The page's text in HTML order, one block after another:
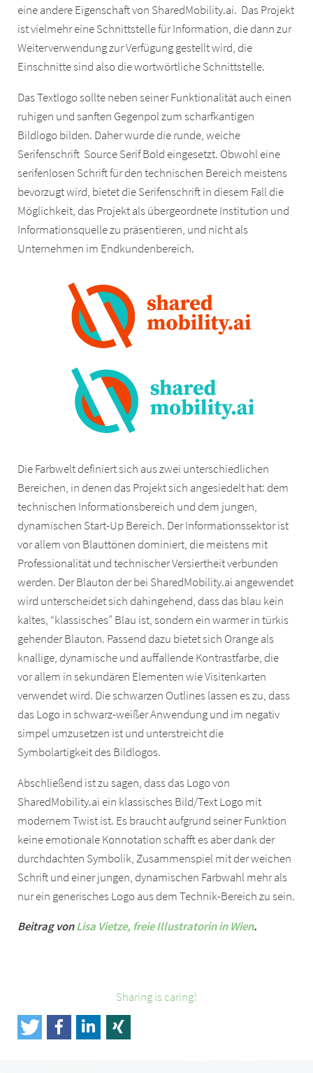
eine andere Eigenschaft von SharedMobility.ai. Das Projekt
ist vielmehr eine Schnittstelle für Information, die dann zur
Weiterverwendung zur Verfügung gestellt wird, die
Einschnitte sind also die wortwörtliche Schnittstelle.
Das Textlogo sollte neben seiner Funktionalität auch einen
ruhigen und sanften Gegenpol zum scharfkantigen
Bildlogo bilden. Daher wurde die runde, weiche
Serifenschrift Source Serif Bold eingesetzt. Obwohl eine
serifenlosen Schrift für den technischen Bereich meistens
bevorzugt wird, bietet die Serifenschrift in diesem Fall die
Möglichkeit, das Projekt als übergeordnete Institution und
Informationsquelle zu präsentieren, und nicht als
Unternehmen im Endkundenbereich.
Die Farbwelt definiert sich aus zwei unterschiedlichen
Bereichen, in denen das Projekt sich angesiedelt hat: dem
technischen Informationsbereich und dem jungen,
dynamischen Start-Up Bereich. Der Informationssektor ist
vor allem von Blauttönen dominiert, die meistens mit
Professionalität und technischer Versiertheit verbunden
werden. Der Blauton der bei SharedMobility.ai angewendet
wird unterscheidet sich dahingehend, dass das blau kein
kaltes, “klassisches” Blau ist, sondern ein warmer in türkis
gehender Blauton. Passend dazu bietet sich Orange als
knallige, dynamische und auffallende Kontrastfarbe, die
vor allem in sekundären Elementen wie Visitenkarten
verwendet wird. Die schwarzen Outlines lassen es zu, dass
das Logo in schwarz-weißer Anwendung und im negativ
simpel umzusetzen ist und unterstreicht die
Symbolartigkeit des Bildlogos.
Abschließend ist zu sagen, dass das Logo von
SharedMobility.ai ein klassisches Bild/Text Logo mit
modernem Twist ist. Es braucht aufgrund seiner Funktion
keine emotionale Konnotation schafft es aber dank der
durchdachten Symbolik, Zusammenspiel mit der weichen
Schrift und einer jungen, dynamischen Farbwahl mehr als
nur ein generisches Logo aus dem Technik-Bereich zu sein.
Beitrag vonLisa Vietze, freie Illustratorin in Wien.
Sharing is caring!